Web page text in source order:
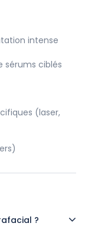
intense
sérums ciblés
(laser,
?